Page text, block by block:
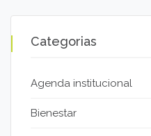
Categorias
Agenda institucional
Bienestar